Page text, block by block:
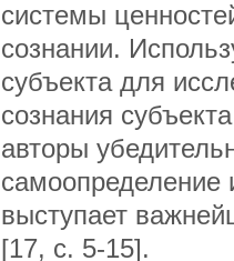
системы
сознании.
субъекта для
сознания
авторы
самоопределение
выступает
[17, с. 5-15].